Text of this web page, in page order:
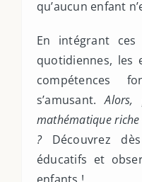
qu’aucun enfant
En intégrant
quotidiennes, les
compétences
s’amusant.Alors,
mathématique
?Découvrez
éducatifs et
enfants !